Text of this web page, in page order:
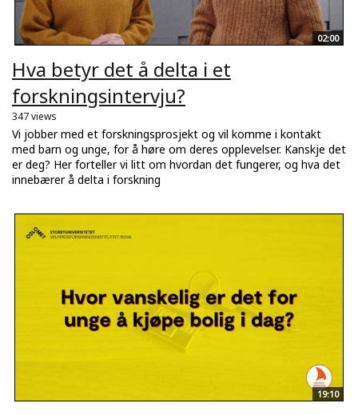
02:00
Hva betyr det å delta i et
forskningsintervju?
347 views
Vi jobber med et forskningsprosjekt og vil komme i kontakt
med barn og unge, for å høre om deres opplevelser. Kanskje det
er deg? Her forteller vi litt om hvordan det fungerer, og hva det
innebærer å delta i forskning
19:10